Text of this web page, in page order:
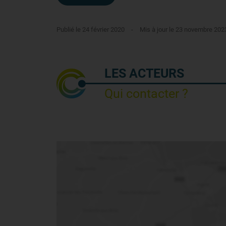
Publié le 24 février 2020 - Mis à jour le 23 novembre
LES ACTEURS
Qui contacter ?